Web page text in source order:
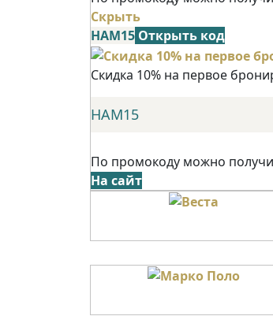
Скрыть
НАМ15 Открыть код
Скидка 10% на первое
НАМ15
По промокоду можно
На сайт